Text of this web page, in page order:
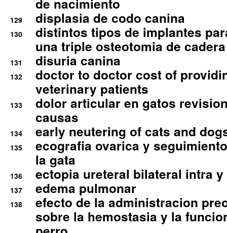
de nacimiento
129 displasia de codo canina
130
distintos tipos de implantes
una triple osteotomia de cadera
131 disuria canina
132
doctor to doctor cost of
veterinary patients
133
dolor articular en gatos
causas
134 early neutering of cats and
135
ecografia ovarica y
la gata
136 ectopia ureteral bilateral intra
137 edema pulmonar
138
efecto de la administracion
sobre la hemostasia y la